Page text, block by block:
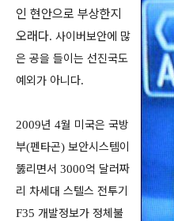
인 현안으로 부상한지
오래다. 사이버보안에 많
은 공을 들이는 선진국도
예외가 아니다.
2009년 4월 미국은 국방
부(펜타곤) 보안시스템이
뚫리면서 3000억 달러짜
리 차세대 스텔스 전투기
F35 개발정보가 정체불